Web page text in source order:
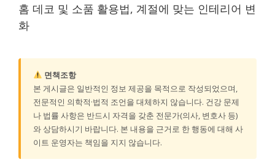
홈 데코 및 소품 활용법, 계절에 맞는 인테리어 변
화
면책조항
본 게시글은 일반적인 정보 제공을 목적으로 작성되었으며,
전문적인 의학적·법적 조언을 대체하지 않습니다. 건강 문제
나 법률 사항은 반드시 자격을 갖춘 전문가(의사, 변호사 등)
와 상담하시기 바랍니다. 본 내용을 근거로 한 행동에 대해 사
이트 운영자는 책임을 지지 않습니다.